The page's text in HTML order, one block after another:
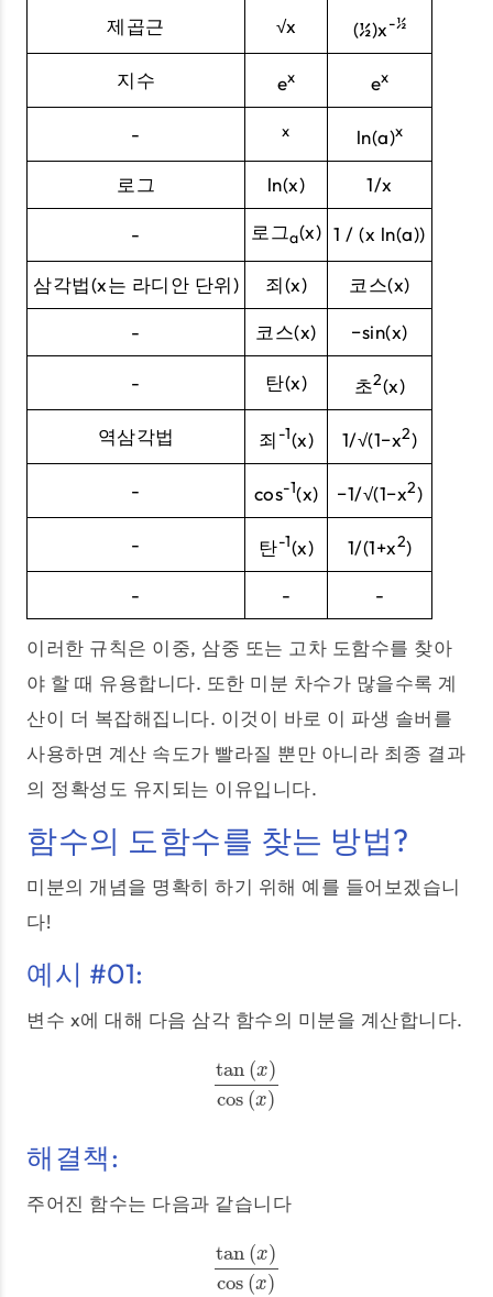
제곱근 √x (½)x-½
지수 ex ex
- x ln(a)x
로그 ln(x) 1/x
- 로그a(x) 1 / (x ln(a))
삼각법(x는 라디안 단위) 죄(x) 코스(x)
- 코스(x) −sin(x)
- 탄(x) 초2(x)
역삼각법 죄 -1(x) 1/√(1−x2)
- cos-1(x) −1/√(1−x2)
- 탄-1(x) 1/(1+x2)
- - -
이러한 규칙은 이중, 삼중 또는 고차 도함수를 찾아
야 할 때 유용합니다. 또한 미분 차수가 많을수록 계
산이 더 복잡해집니다. 이것이 바로 이 파생 솔버를
사용하면 계산 속도가 빨라질 뿐만 아니라 최종 결과
의 정확성도 유지되는 이유입니다.
함수의 도함수를 찾는 방법?
미분의 개념을 명확히 하기 위해 예를 들어보겠습니
다!
예시 #01:
변수 x에 대해 다음 삼각 함수의 미분을 계산합니다.
tan (x)
cos (x)
tan(x)cos
해결책:
주어진 함수는 다음과 같습니다
tan (x)
cos (x)
tan(x)cos